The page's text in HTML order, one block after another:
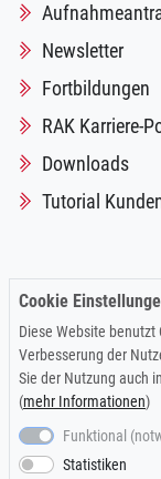
Newsletter
Fortbildungen
RAK Karriere-
Downloads
Tutorial
Impressum |
Cookie
Diese Website
Verbesserung der
Sie der Nutzung auch
(mehr Informationen)
Funktional
Statistiken